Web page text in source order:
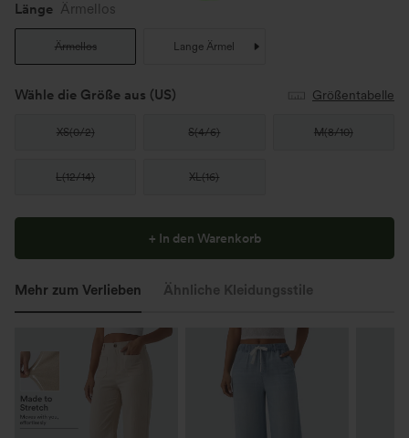
Länge Ärmellos
Ärmellos Lange Ärmel
Wähle die Größe aus (US) Größentabelle
XS(0/2) S(4/6) M(8/10)
L(12/14) XL(16)
+ In den Warenkorb
Mehr zum Verlieben Ähnliche Kleidungsstile